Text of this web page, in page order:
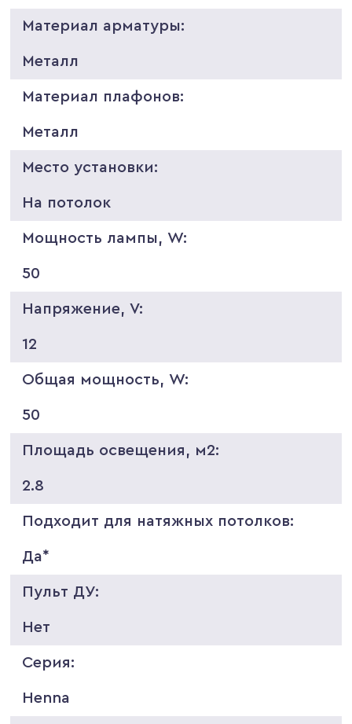
Материал арматуры:
Металл
Материал плафонов:
Металл
Место установки:
На потолок
Мощность лампы, W:
50
Напряжение, V:
12
Общая мощность, W:
50
Площадь освещения, м2:
2.8
Подходит для натяжных потолков:
Да*
Пульт ДУ:
Нет
Серия:
Henna